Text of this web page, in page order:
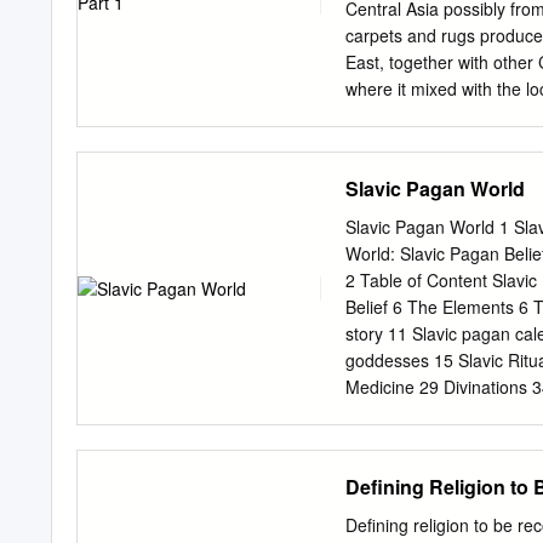
релігії балтійських
ідентифікації в зламні
(насильницька
Central Asia possibly
carpets and rugs
East, together with other
where it mixed with the
design embellishing the
posts and art galleries in
weavers, and also some
ridiculously low price.
Mexico, however,
item that had very little
imitations.
Slavic Pagan World
Slavic Pagan World 1
World: Slavic Pagan
2 Table of Content
Belief 6 The Elements 6
story 11 Slavic pagan
goddesses 15 Slavic
Medicine 29 Divinations
influence on slavic
Spirits 120 Polish Folk
Defining Religion to
Defining religion to be